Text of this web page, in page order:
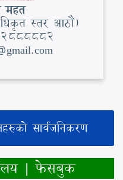
महत
स्तर आठौं)
सार्वजनिकरण
| फेसबुक